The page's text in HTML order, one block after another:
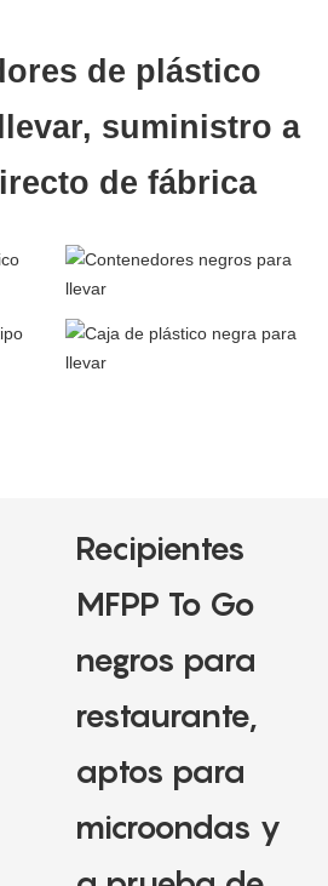
de plástico
suministro a
de fábrica
Recipientes
MFPP To Go
negros para
restaurante,
aptos para
microondas y